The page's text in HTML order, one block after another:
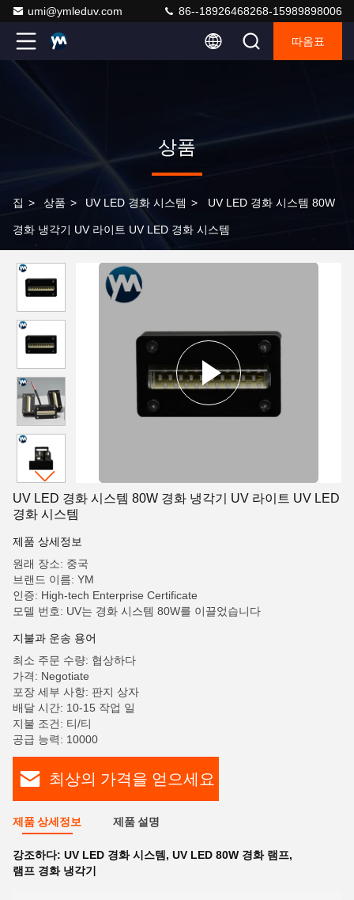
umi@ymleduv.com 86--18926468268-15989898006
따옴표
상품
집 > 상품 > UV LED 경화 시스템 > UV LED 경화 시스템 80W
경화 냉각기 UV 라이트 UV LED 경화 시스템
UV LED 경화 시스템 80W 경화 냉각기 UV 라이트 UV LED
경화 시스템
제품 상세정보
원래 장소: 중국
브랜드 이름: YM
인증: High-tech Enterprise Certificate
모델 번호: UV는 경화 시스템 80W를 이끌었습니다
지불과 운송 용어
최소 주문 수량: 협상하다
가격: Negotiate
포장 세부 사항: 판지 상자
배달 시간: 10-15 작업 일
지불 조건: 티/티
공급 능력: 10000
최상의 가격을 얻으세요
제품 상세정보 제품 설명
강조하다: UV LED 경화 시스템 , UV LED 80W 경화 램프,
램프 경화 냉각기